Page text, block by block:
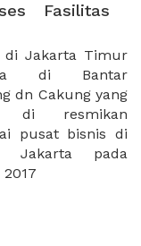
Fasilitas